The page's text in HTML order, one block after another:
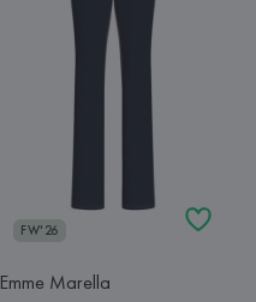
FW'26
Emme Marella